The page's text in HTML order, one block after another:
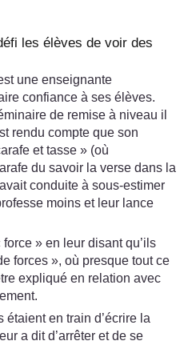
les élèves de voir des
une enseignante
confiance à ses élèves.
de remise à niveau il
rendu compte que son
et tasse » (où
du savoir la verse dans la
conduite à sous-estimer
moins et leur lance
» en leur disant qu’ils
forces », où presque tout ce
expliqué en relation avec
étaient en train d’écrire la
a dit d’arrêter et de se